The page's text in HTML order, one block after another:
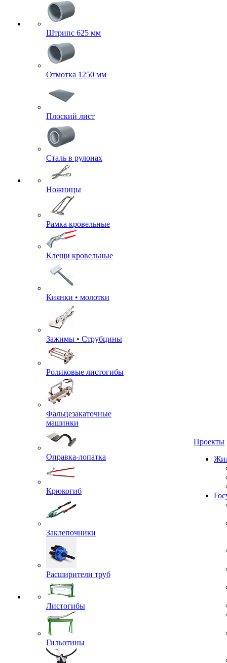
Штрипс 625 мм
Отмотка 1250 мм
Плоский лист
Сталь в рулонах
Ножницы
Рамка кровельные
Клещи кровельные
Киянки • молотки
Зажимы • Струбцины
Роликовые листогибы
Фальцезакаточные
машинки
Оправка-лопатка
Крюкогиб
Заклепочники
Расширители труб
Листогибы
Гильотины
Проекты